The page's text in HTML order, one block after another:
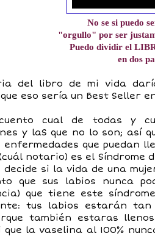
No se si puedo
"orgullo" por ser
Puedo dividir el
en dos
del libro de mi vida
eso sería un Best Seller
cual de todas y
y laS que no lo son; así
que puedan
notario) es el Síndrome
si la vida de una
que sus labios nunca
que tiene este
tus labios estarán
también estaras
la vaselina al 100%